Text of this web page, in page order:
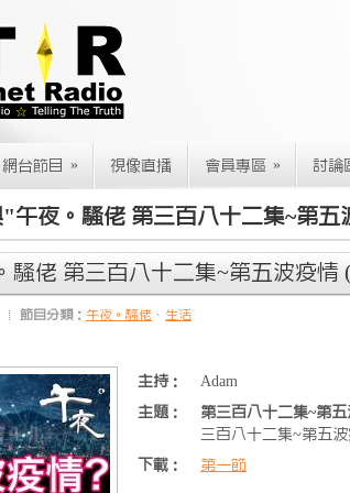
網台節目 » 視像直播 會員專區 » 討論
午夜。騷佬 第三百八十二集~第五
騷佬 第三百八十二集~第五波疫情
節目分類： 午夜。騷佬 、 生活
主持：
Adam
主題：
第三百八十二集~第
三百八十二集~第五
下載：
第一節